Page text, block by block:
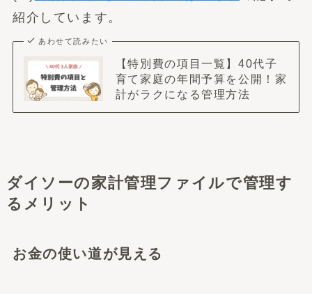
紹介しています。
あわせて読みたい
【特別費の項目一覧】40代子
育て家庭の年間予算を公開！家
計がラクになる管理方法
ダイソーの家計管理ファイルで管理す
るメリット
お金の使い道が見える